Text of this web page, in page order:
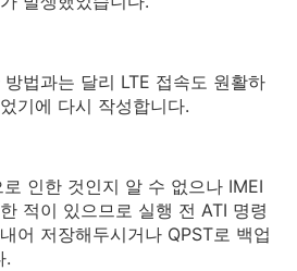
법과는 달리 LTE 접속도 원활하
기에 다시 작성합니다.
인한 것인지 알 수 없으나 IMEI
적이 있으므로 실행 전 ATI 명령
어 저장해두시거나 QPST로 백업
.